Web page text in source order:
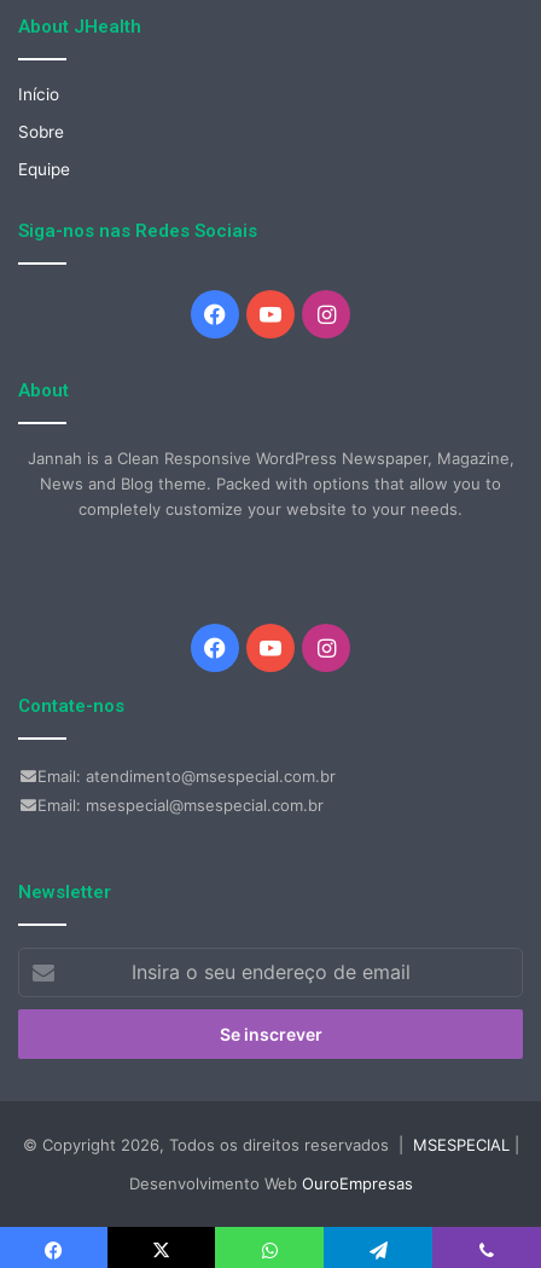
About JHealth
Início
Sobre
Equipe
Siga-nos nas Redes Sociais
Facebook
YouTubeInstagram
About
Jannah is a Clean Responsive WordPress Newspaper, Magazine,
News and Blog theme. Packed with options that allow you to
completely customize your website to your needs.
Facebook
YouTubeInstagram
Contate-nos
Email: atendimento@msespecial.com.br
Email: msespecial@msespecial.com.br
Newsletter
seu
de
© Copyright 2026, Todos os direitos reservados | MSESPECIAL
Desenvolvimento Web OuroEmpresas